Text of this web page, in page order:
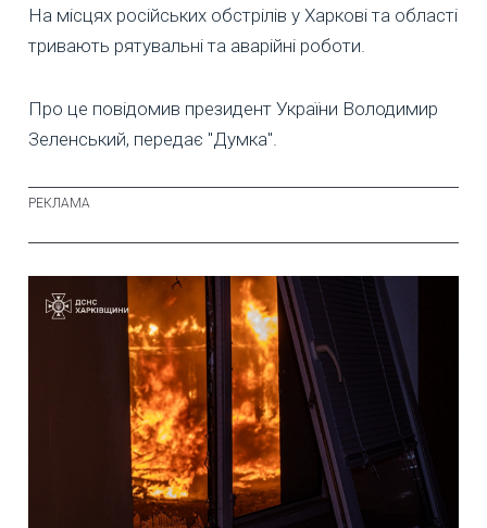
На місцях російських обстрілів у Харкові та області
тривають рятувальні та аварійні роботи.
Про це повідомив президент України Володимир
Зеленський, передає "Думка".